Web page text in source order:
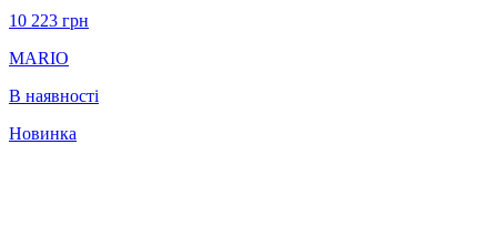
10 223 грн
MARIO
В наявності
Новинка